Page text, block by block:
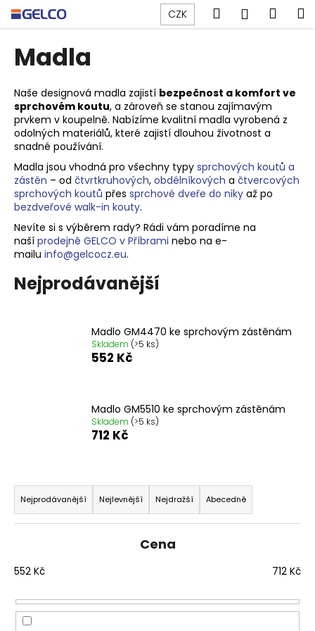
Přejít
na
obsah
CZK Hledat
Madla
Naše designová madla zajistí bezpečnost a komfort ve
sprchovém koutu, a zároveň se stanou zajímavým
prvkem v koupelně. Nabízíme kvalitní madla vyrobená z
odolných materiálů, které zajistí dlouhou životnost a
snadné používání.
Madla jsou vhodná pro všechny typy sprchových koutů a
zástěn – od čtvrtkruhových, obdélníkových a čtvercových
sprchových koutů přes sprchové dveře do niky až po
bezdveřové walk-in kouty.
Nevíte si s výběrem rady? Rádi vám poradíme na
naší prodejně GELCO v Příbrami nebo na e-
mailu info@gelcocz.eu.
Nejprodávanější
Madlo GM4470 ke sprchovým zástěnám
Skladem (>5 ks)
552 Kč
Madlo GM5510 ke sprchovým zástěnám
Skladem (>5 ks)
712 Kč
Ř
a
z
í
p
r
Nejprodávanější Nejlevnější Nejdražší Abecedně
Cena
552 Kč 712 Kč
o
o
p
o
t
ř
e
b
u
j
e
t
e
p
r
u